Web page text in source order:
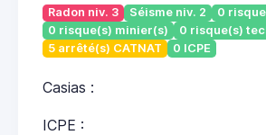
Radon niv. 3 Séisme niv. 2
0
0 risque(s) minier(s)
0 risque(s)
5 arrêté(s) CATNAT
0 ICPE
Casias :
ICPE :